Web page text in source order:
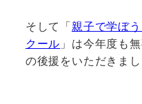
そして「親子で学ぼ
クール 」は今年度も
の後援をいただきまし